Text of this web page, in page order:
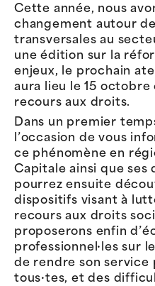
Cette année, nous
changement autour
transversales au
une édition sur la
enjeux, le prochain
aura lieu le 15
recours aux droits.
Dans un premier
l’occasion de vous
ce phénomène en
Capitale ainsi que ses
pourrez ensuite
dispositifs visant à
recours aux droits
proposerons enfin
professionnel·les sur
de rendre son service
tous·tes, et des